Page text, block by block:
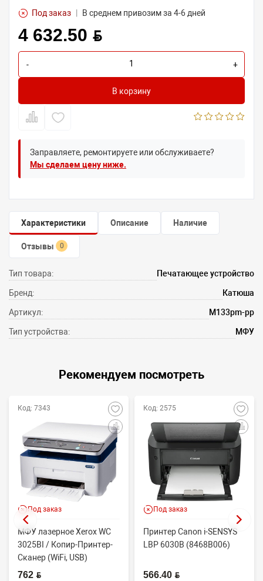
Под заказ
В среднем привозим за 4-6 дней
4 632.50 BYN
- +
В корзину
Заправляете, ремонтируете или обслуживаете?
Мы сделаем цену ниже.
Характеристики Описание Наличие
Отзывы 0
Тип товара: Печатающее устройство
Бренд: Катюша
Артикул: M133pm-pp
Тип устройства: МФУ
Рекомендуем посмотреть
Код: 7343
Под заказ
МФУ лазерное Xerox WC
3025BI / Копир-Принтер-
Сканер (WiFi, USB)
762 BYN
Код: 2575
Под заказ
Принтер Canon i-SENSYS
LBP 6030B (8468B006)
566.40 BYN